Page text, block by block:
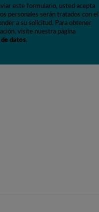
este formulario, usted acepta
personales serán tratados con el
a su solicitud. Para obtener
visite nuestra página
de datos.